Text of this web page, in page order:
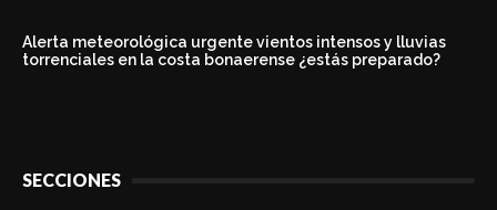
Alerta meteorológica urgente vientos intensos y lluvias
torrenciales en la costa bonaerense ¿estás preparado?
SECCIONES